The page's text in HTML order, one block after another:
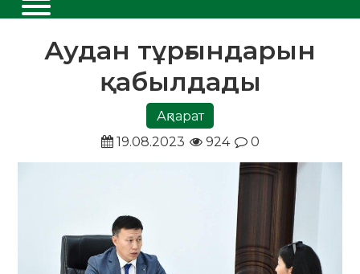
Аудан тұрғындарын
қабылдады
Ақпарат
19.08.2023
924 0